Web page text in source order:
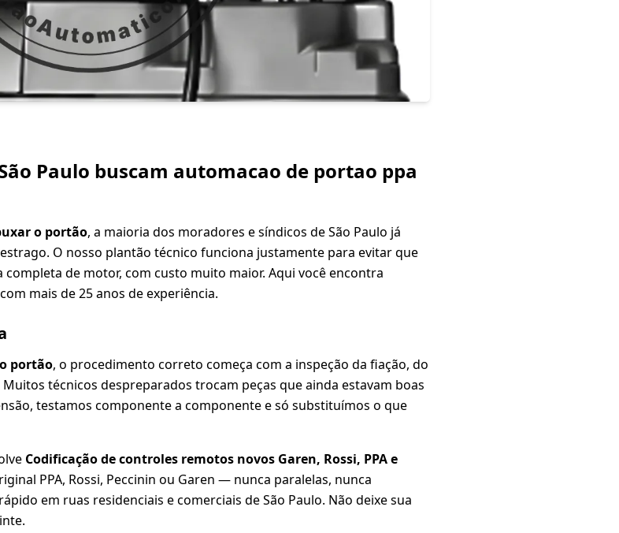
Paulo buscam automacao de portao ppa
o portão, a maioria dos moradores e síndicos de São Paulo já
O nosso plantão técnico funciona justamente para evitar que
de motor, com custo muito maior. Aqui você encontra
mais de 25 anos de experiência.
portão, o procedimento correto começa com a inspeção da fiação, do
técnicos despreparados trocam peças que ainda estavam boas
testamos componente a componente e só substituímos o que
Codificação de controles remotos novos Garen, Rossi, PPA e
PPA, Rossi, Peccinin ou Garen — nunca paralelas, nunca
em ruas residenciais e comerciais de São Paulo. Não deixe sua